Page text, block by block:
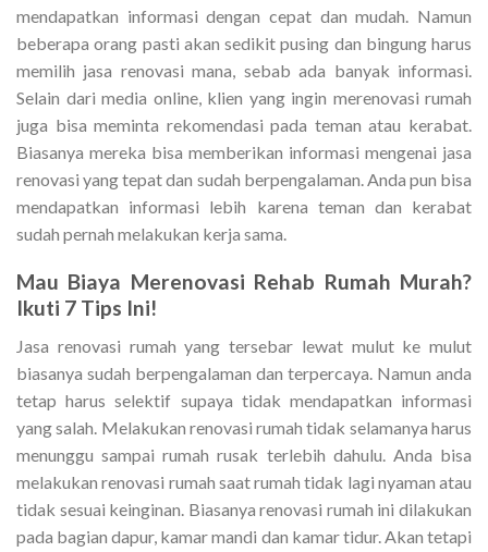
mendapatkan informasi dengan cepat dan mudah. Namun
beberapa orang pasti akan sedikit pusing dan bingung harus
memilih jasa renovasi mana, sebab ada banyak informasi.
Selain dari media online, klien yang ingin merenovasi rumah
juga bisa meminta rekomendasi pada teman atau kerabat.
Biasanya mereka bisa memberikan informasi mengenai jasa
renovasi yang tepat dan sudah berpengalaman. Anda pun bisa
mendapatkan informasi lebih karena teman dan kerabat
sudah pernah melakukan kerja sama.
Mau Biaya Merenovasi Rehab Rumah Murah?
Ikuti 7 Tips Ini!
Jasa renovasi rumah yang tersebar lewat mulut ke mulut
biasanya sudah berpengalaman dan terpercaya. Namun anda
tetap harus selektif supaya tidak mendapatkan informasi
yang salah. Melakukan renovasi rumah tidak selamanya harus
menunggu sampai rumah rusak terlebih dahulu. Anda bisa
melakukan renovasi rumah saat rumah tidak lagi nyaman atau
tidak sesuai keinginan. Biasanya renovasi rumah ini dilakukan
pada bagian dapur, kamar mandi dan kamar tidur. Akan tetapi